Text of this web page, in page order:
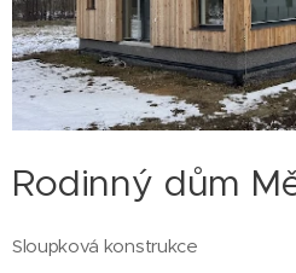
Rodinný dům
Sloupková konstrukce